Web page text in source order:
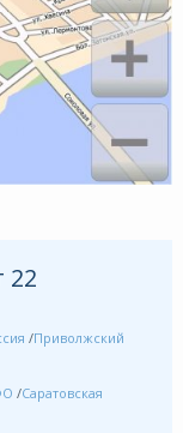
22
/Приволжский
/Саратовская